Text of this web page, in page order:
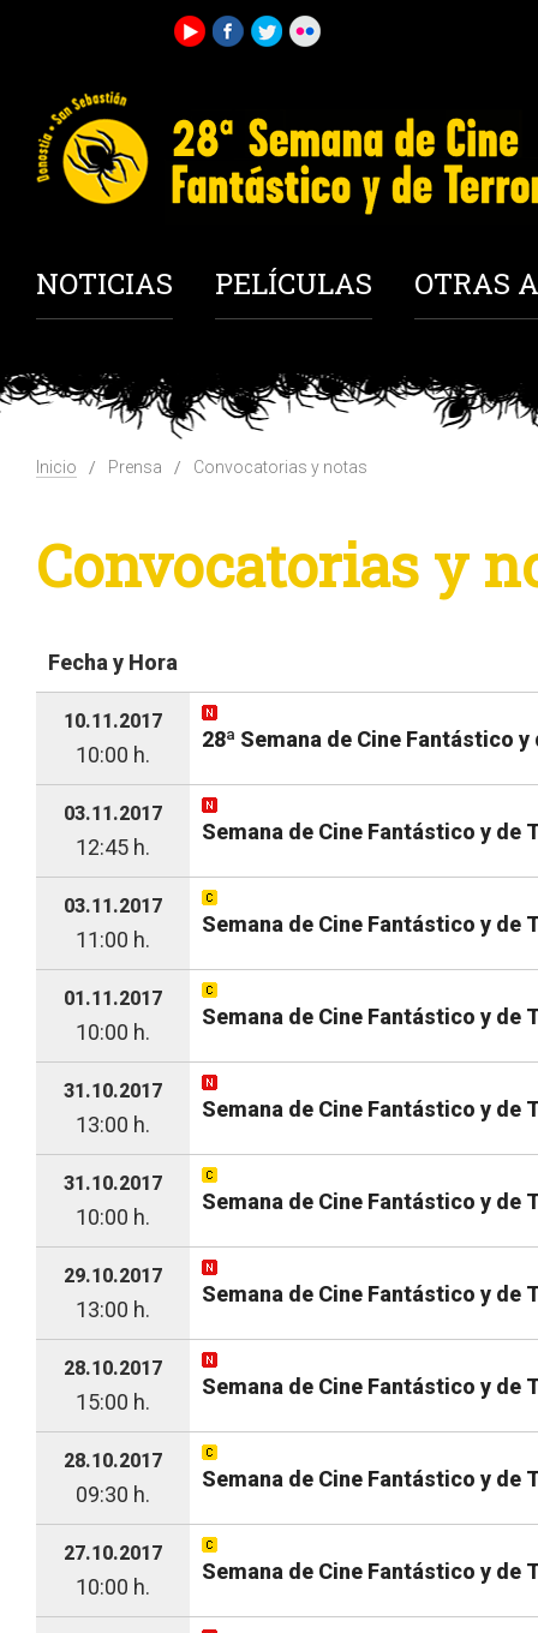
NOTICIAS PELÍCULAS OTRAS
Inicio Prensa Convocatorias y notas
Convocatorias y
Fecha y Hora
10.11.2017
10:00 h.
28ª Semana de Cine Fantástico
03.11.2017
12:45 h.
Semana de Cine Fantástico y de
03.11.2017
11:00 h.
Semana de Cine Fantástico y de
01.11.2017
10:00 h.
Semana de Cine Fantástico y de
31.10.2017
13:00 h.
Semana de Cine Fantástico y de
31.10.2017
10:00 h.
Semana de Cine Fantástico y de
29.10.2017
13:00 h.
Semana de Cine Fantástico y de
28.10.2017
15:00 h.
Semana de Cine Fantástico y de
28.10.2017
09:30 h.
Semana de Cine Fantástico y de
27.10.2017
10:00 h.
Semana de Cine Fantástico y de